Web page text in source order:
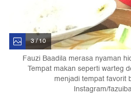
3 / 10
Fauzi Baadila merasa nyaman
Tempat makan seperti warteg
menjadi tempat favorit
Instagram/